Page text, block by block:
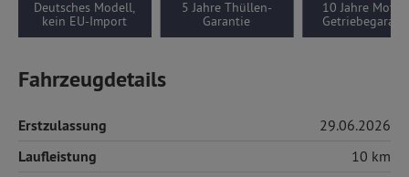
Deutsches Modell,
kein EU-Import
5 Jahre Thüllen-
Garantie
10 Jahre
Fahrzeugdetails
Erstzulassung 29.06.2026
Laufleistung 10 km